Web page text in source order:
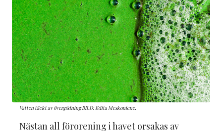
Vatten täckt av övergödning BILD: Edita Meskoniene.
Nästan all förorening i havet orsakas av